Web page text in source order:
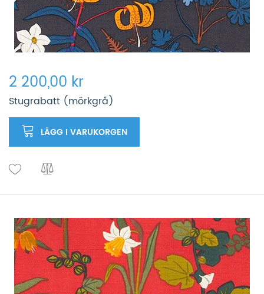
2 200,00 kr
Stugrabatt (mörkgrå)
LÄGG I VARUKORGEN